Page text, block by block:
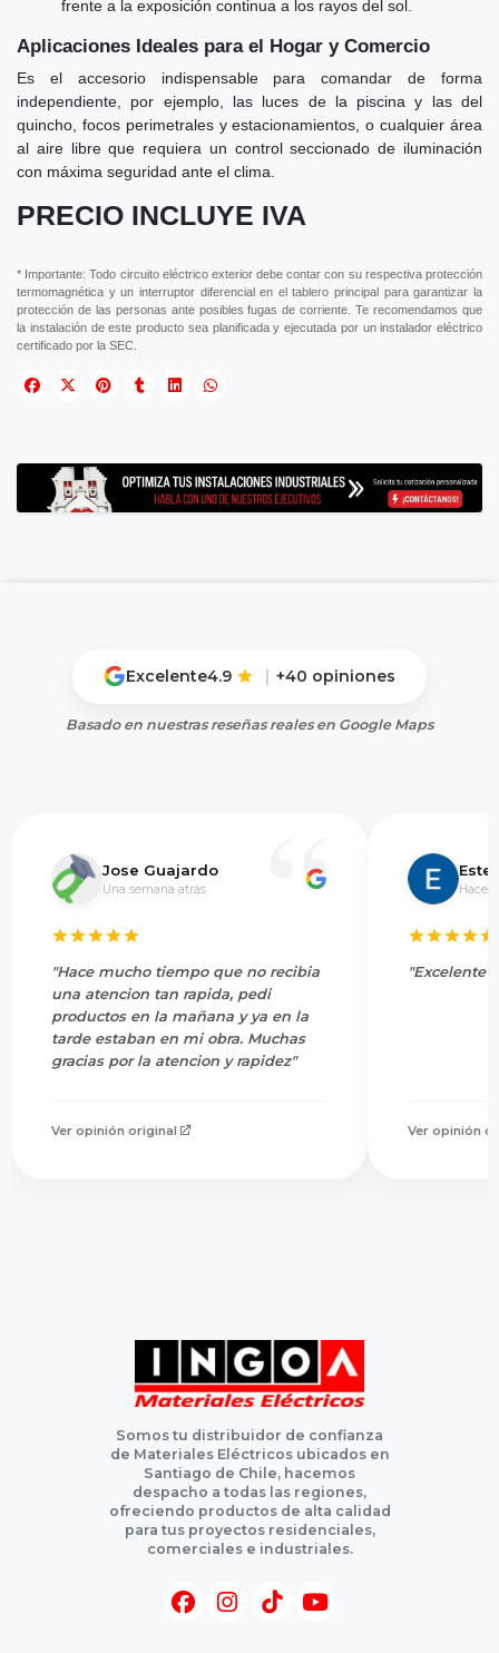
frente a la exposición continua a los rayos del sol.
Aplicaciones Ideales para el Hogar y Comercio
Es el accesorio indispensable para comandar de forma
independiente, por ejemplo, las luces de la piscina y las del
quincho, focos perimetrales y estacionamientos, o cualquier área
al aire libre que requiera un control seccionado de iluminación
con máxima seguridad ante el clima.
PRECIO INCLUYE IVA
* Importante: Todo circuito eléctrico exterior debe contar con su respectiva protección
termomagnética y un interruptor diferencial en el tablero principal para garantizar la
protección de las personas ante posibles fugas de corriente. Te recomendamos que
la instalación de este producto sea planificada y ejecutada por un instalador eléctrico
certificado por la SEC.
Excelente4.9 | +40 opiniones
Basado en nuestras reseñas reales en Google Maps
Jose Guajardo
Una semana atrás
"Hace mucho tiempo que no recibia
una atencion tan rapida, pedi
productos en la mañana y ya en la
tarde estaban en mi obra. Muchas
gracias por la atencion y rapidez"
Ver opinión original
Hace
"Excelente
Ver opinión
Somos tu distribuidor de confianza
de Materiales Eléctricos ubicados en
Santiago de Chile, hacemos
despacho a todas las regiones,
ofreciendo productos de alta calidad
para tus proyectos residenciales,
comerciales e industriales.